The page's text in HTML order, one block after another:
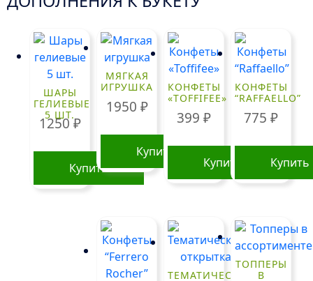
ШАРЫ
ГЕЛИЕВЫЕ
5 ШТ.
1250₽
Купить
МЯГКАЯ
ИГРУШКА
1950 ₽
Купить
КОНФЕТЫ
«TOFFIFEE»
399₽
Купить
КОНФЕТЫ
“RAFFAELLO”
775₽
Купить
ТЕМАТИЧЕСКАЯ
ТОППЕРЫ
В